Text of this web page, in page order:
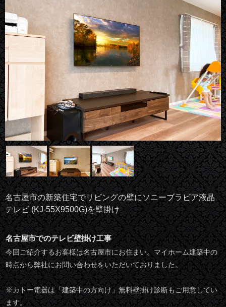
名古屋市の新築住宅でリビングの壁にソニーブラビア液晶
テレビ (KJ-55X9500G)を壁掛け
名古屋市でのテレビ壁掛け工事
今回ご紹介するお客様は名古屋市にお住まい。マイホーム建築中の
時点から弊社にお問い合わせをいただいておりました。
※カトー電器は「建築中の方向け」無料壁掛け診断もご用意してい
ます。